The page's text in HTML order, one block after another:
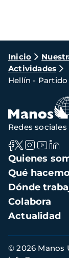
Ruta
de
Inicio
Actividades
Hellín -
Navegación
principal
Quienes
Qué
Dónde
Colabora
Actualidad
Redes sociales
Información
© 2026 Manos